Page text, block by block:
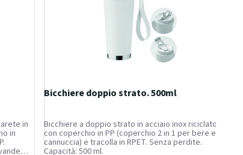
in
in
Bicchiere doppio strato. 500ml
Bicchiere a doppio strato in acciaio inox riciclato
con coperchio in PP (coperchio 2 in 1 per bere e
cannuccia) e tracolla in RPET. Senza perdite.
Capacità: 500 ml.